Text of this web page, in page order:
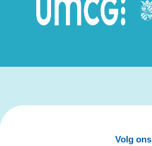
Volg ons